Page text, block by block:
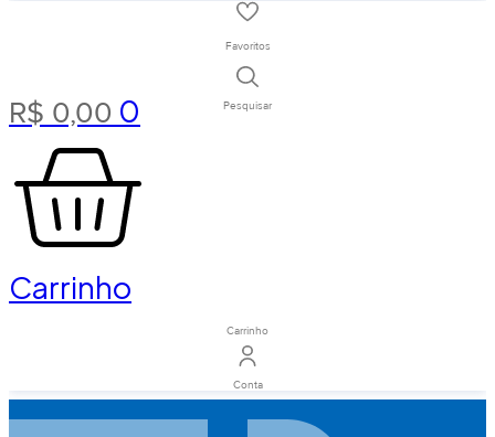
Favoritos
Pesquisar
R$ 0,00 0
Carrinho
Carrinho
Conta